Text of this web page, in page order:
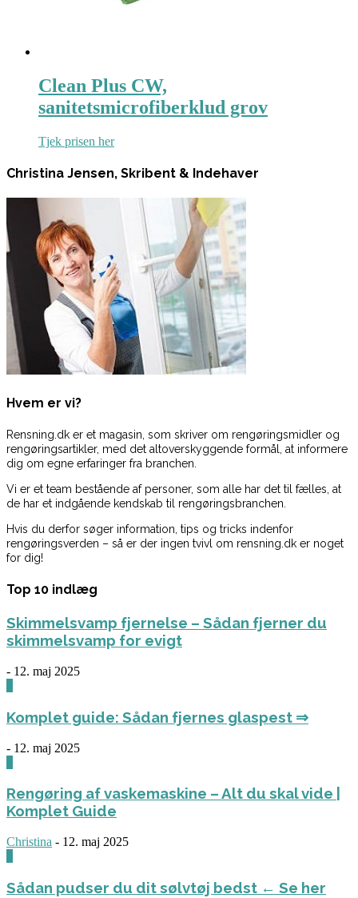
Clean Plus CW,
sanitetsmicrofiberklud grov
Tjek prisen her
Christina Jensen, Skribent & Indehaver
Hvem er vi?
Rensning.dk er et magasin, som skriver om rengøringsmidler og
rengøringsartikler, med det altoverskyggende formål, at informere
dig om egne erfaringer fra branchen.
Vi er et team bestående af personer, som alle har det til fælles, at
de har et indgående kendskab til rengøringsbranchen.
Hvis du derfor søger information, tips og tricks indenfor
rengøringsverden – så er der ingen tvivl om rensning.dk er noget
for dig!
Top 10 indlæg
Skimmelsvamp fjernelse – Sådan fjerner du
skimmelsvamp for evigt
- 12. maj 2025
Komplet guide: Sådan fjernes glaspest ⇒
- 12. maj 2025
Rengøring af vaskemaskine – Alt du skal vide |
Komplet Guide
Christina - 12. maj 2025
Sådan pudser du dit sølvtøj bedst ← Se her